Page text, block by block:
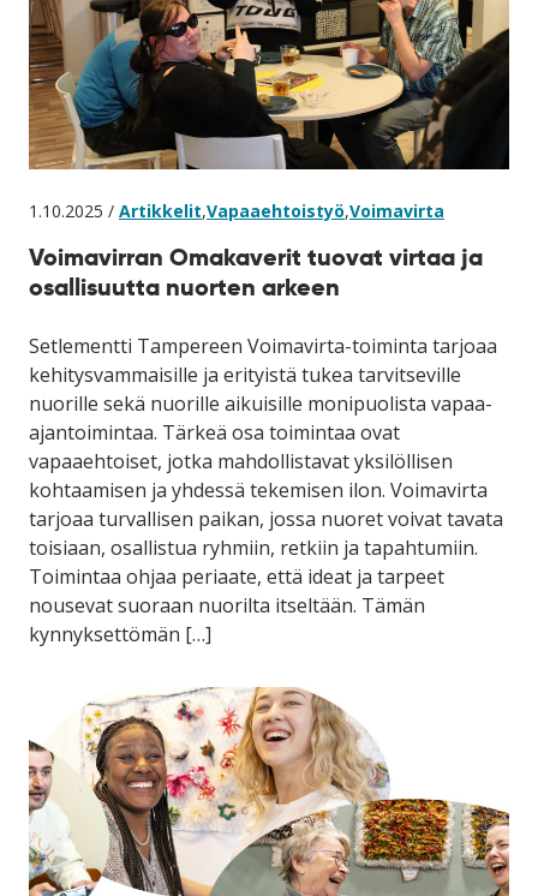
1.10.2025 / Artikkelit,Vapaaehtoistyö,Voimavirta
Voimavirran Omakaverit tuovat virtaa ja
osallisuutta nuorten arkeen
Setlementti Tampereen Voimavirta-toiminta tarjoaa
kehitysvammaisille ja erityistä tukea tarvitseville
nuorille sekä nuorille aikuisille monipuolista vapaa-
ajantoimintaa. Tärkeä osa toimintaa ovat
vapaaehtoiset, jotka mahdollistavat yksilöllisen
kohtaamisen ja yhdessä tekemisen ilon. Voimavirta
tarjoaa turvallisen paikan, jossa nuoret voivat tavata
toisiaan, osallistua ryhmiin, retkiin ja tapahtumiin.
Toimintaa ohjaa periaate, että ideat ja tarpeet
nousevat suoraan nuorilta itseltään. Tämän
kynnyksettömän […]